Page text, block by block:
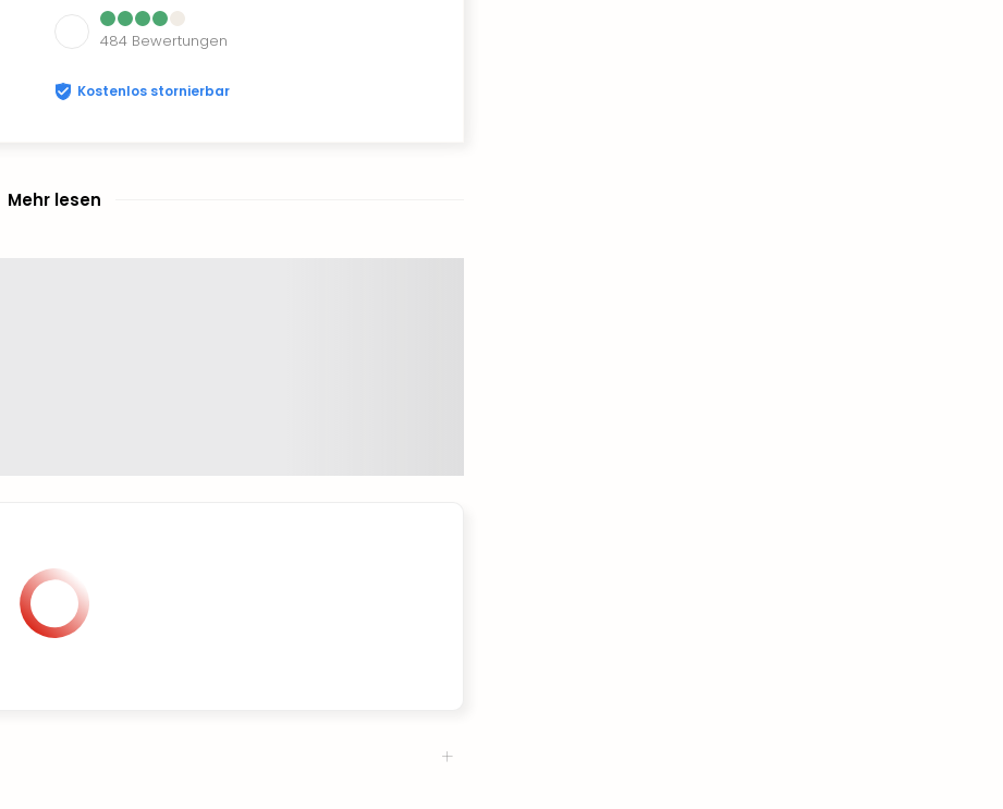
484 Bewertungen
Kostenlos stornierbar
Mehr lesen